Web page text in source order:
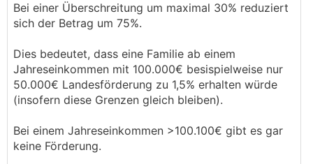
Was soll der Ziegelhersteller machen? Unter
Selbstkosten verkaufen? Warum sollte er das
Selbiges gilt für alle anderen Gewerke - die
meisten Gewerke sind nunmal arbeitsintensiv und
nicht materialintensiv. Fasst alle Gewerke haben
einen Arbeitsanteil von >50% - da kann bei
Das Material im klassischem Massivbau ist dann
Bei einer Überschreitung um maximal 30% reduziert
sich der Betrag um 75%.
Dies bedeutet, dass eine Familie ab einem
Jahreseinkommen mit 100.000€ besispielweise nur
50.000€ Landesförderung zu 1,5% erhalten würde
(insofern diese Grenzen gleich bleiben).
Bei einem Jahreseinkommen >100.100€ gibt es gar
keine Förderung.